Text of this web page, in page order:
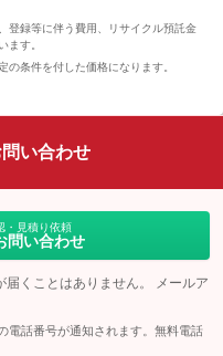
登録等に伴う費用、リサイクル預託金
ます。
の条件を付した価格になります。
い合わせ
・見積り依頼
問い合わせ
くことはありません。 メールア
電話番号が通知されます。無料電話